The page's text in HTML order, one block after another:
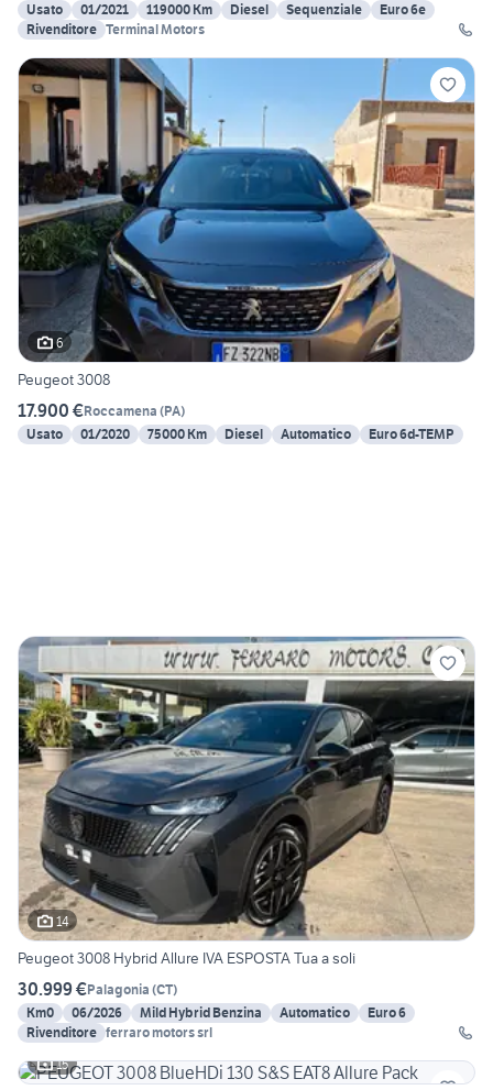
Usato
01/2021 119000 Km Diesel Sequenziale
Euro 6e
Rivenditore Terminal Motors
6
Peugeot 3008
17.900 €Roccamena (PA)
Usato
01/2020 75000 Km Diesel Automatico Euro 6d-TEMP
14
Peugeot 3008 Hybrid Allure IVA ESPOSTA Tua a soli
30.999 €Palagonia (CT)
Km0
06/2026 Mild Hybrid Benzina Automatico
Euro 6
Rivenditore ferraro motors srl
15